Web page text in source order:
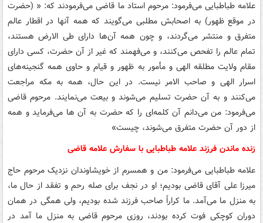
علامه طباطبایی می‌فرمود: مرحوم استاد ما قاضی می‌فرمودند که: « (حضرت
در موقع ظهور) به اصحابش مطلبی می‌گویند که همه آنها در اقطار عالم
متفرق و منتشر می‌گردند، و چون همه آن‌ها دارای طی الارض هستند،
تمام عالم را تفحص می‌کنند، و می‌فهمند که غیر از آن حضرت، کسی دارای
مقام ولایت مطلقه الهی و مأمور به ظهور و قیام و حاوی همه گنجینه‌های
اسرار الهی و صاحب الامر نیست. در این حال، همه به مکه مراجعت
می‌کنند و به آن حضرت تسلیم می‌شوند و بیعت می‌نمایند. مرحوم قاضی
می‌فرمود: من می‌دانم آن کلمه‌ای را که حضرت به آن ها می‌فرماید و همه
از دور آن حضرت متفرق می‌شوند، چیست»
زنده ماندن فرزند علامه طباطبایی با سفارش علامه قاضی
علامه طباطبایی می‌فرمود: من و همسرم از خویشاوندان نزدیک مرحوم حاج
میرزا علی آقای قاضی بودیم؛ او در نجف برای صله رحم و تفقد از حال ما،
به منزل ما می‌آمد. ما کراراً صاحب فرزند شده بودیم، ولی همگی در همان
دوران کوچکی فوت کرده بودند، روزی مرحوم قاضی به منزل ما آمد در